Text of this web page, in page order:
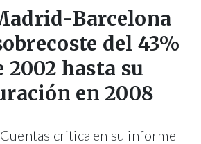
Barcelona
del 43%
2002 hasta su
en 2008
critica en su informe